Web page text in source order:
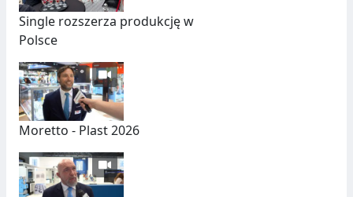
Z
N
Y
C
H
Single rozszerza produkcję w
Polsce
Moretto - Plast 2026